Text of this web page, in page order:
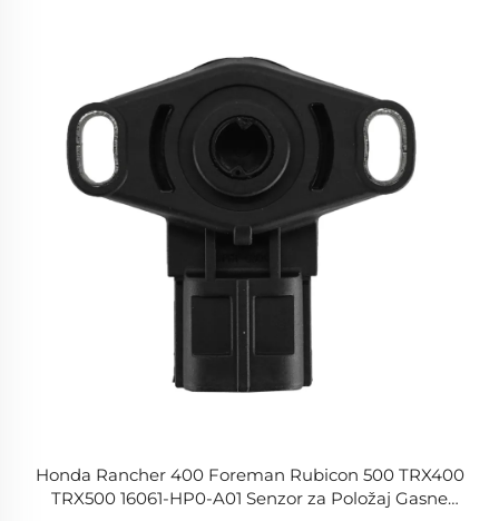
Honda Rancher 400 Foreman Rubicon 500 TRX400
TRX500 16061-HP0-A01 Senzor za Položaj Gasne